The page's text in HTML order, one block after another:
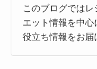
このブログでは
エット情報を中
役立ち情報をお届